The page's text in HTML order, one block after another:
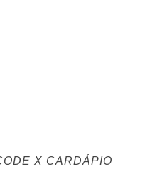
X CARDÁPIO